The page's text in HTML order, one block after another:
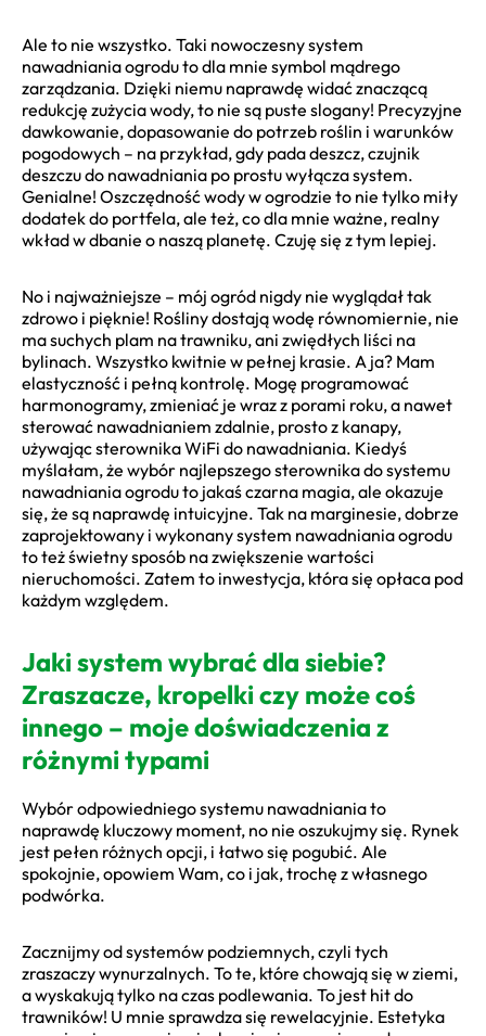
Ale to nie wszystko. Taki nowoczesny system
nawadniania ogrodu to dla mnie symbol mądrego
zarządzania. Dzięki niemu naprawdę widać znaczącą
redukcję zużycia wody, to nie są puste slogany! Precyzyjne
dawkowanie, dopasowanie do potrzeb roślin i warunków
pogodowych – na przykład, gdy pada deszcz, czujnik
deszczu do nawadniania po prostu wyłącza system.
Genialne! Oszczędność wody w ogrodzie to nie tylko miły
dodatek do portfela, ale też, co dla mnie ważne, realny
wkład w dbanie o naszą planetę. Czuję się z tym lepiej.
No i najważniejsze – mój ogród nigdy nie wyglądał tak
zdrowo i pięknie! Rośliny dostają wodę równomiernie, nie
ma suchych plam na trawniku, ani zwiędłych liści na
bylinach. Wszystko kwitnie w pełnej krasie. A ja? Mam
elastyczność i pełną kontrolę. Mogę programować
harmonogramy, zmieniać je wraz z porami roku, a nawet
sterować nawadnianiem zdalnie, prosto z kanapy,
używając sterownika WiFi do nawadniania. Kiedyś
myślałam, że wybór najlepszego sterownika do systemu
nawadniania ogrodu to jakaś czarna magia, ale okazuje
się, że są naprawdę intuicyjne. Tak na marginesie, dobrze
zaprojektowany i wykonany system nawadniania ogrodu
to też świetny sposób na zwiększenie wartości
nieruchomości. Zatem to inwestycja, która się opłaca pod
każdym względem.
Jaki system wybrać dla siebie?
Zraszacze, kropelki czy może coś
innego – moje doświadczenia z
różnymi typami
Wybór odpowiedniego systemu nawadniania to
naprawdę kluczowy moment, no nie oszukujmy się. Rynek
jest pełen różnych opcji, i łatwo się pogubić. Ale
spokojnie, opowiem Wam, co i jak, trochę z własnego
podwórka.
Zacznijmy od systemów podziemnych, czyli tych
zraszaczy wynurzalnych. To te, które chowają się w ziemi,
a wyskakują tylko na czas podlewania. To jest hit do
trawników! U mnie sprawdza się rewelacyjnie. Estetyka